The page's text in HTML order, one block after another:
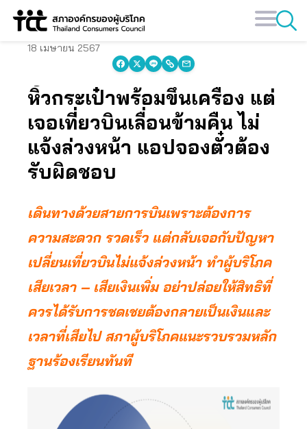
Skip
18 เมษายน 2567
หิ้วกระเป๋าพร้อมขึ้นเครื่อง แต่
เจอเที่ยวบินเลื่อนข้ามคืน ไม่
แจ้งล่วงหน้า แอปจองตั๋วต้อง
รับผิดชอบ
เดินทางด้วยสายการบินเพราะต้องการ
ความสะดวก รวดเร็ว แต่กลับเจอกับปัญหา
เปลี่ยนเที่ยวบินไม่แจ้งล่วงหน้า ทำผู้บริโภค
เสียเวลา – เสียเงินเพิ่ม อย่าปล่อยให้สิทธิที่
ควรได้รับการชดเชยต้องกลายเป็นเงินและ
เวลาที่เสียไป สภาผู้บริโภคแนะรวบรวมหลัก
ฐานร้องเรียนทันที